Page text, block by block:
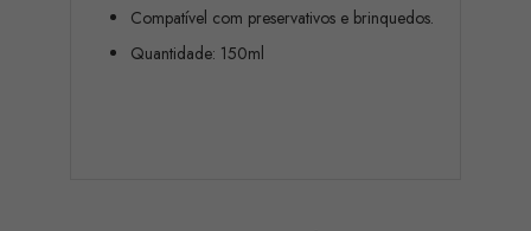
Compatível com preservativos e brinquedos.
Quantidade: 150ml